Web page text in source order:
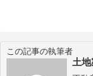
この記事の執筆者
土